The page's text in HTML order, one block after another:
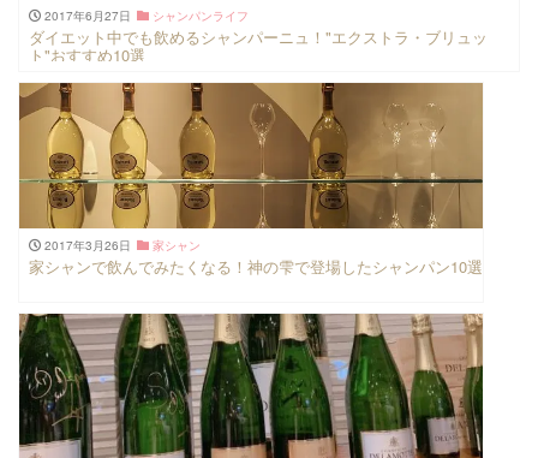
2017年6月27日 シャンパンライフ
ダイエット中でも飲めるシャンパーニュ！"エクストラ・ブリュッ
ト"おすすめ10選
2017年3月26日 家シャン
家シャンで飲んでみたくなる！神の雫で登場したシャンパン10選